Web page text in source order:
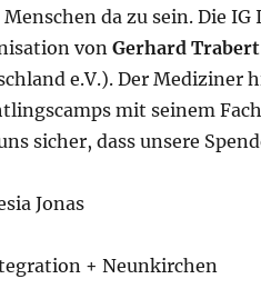
Menschen da zu sein. Die
von Gerhard Trabert
e.V.). Der Mediziner
mit seinem
sicher, dass unsere
Jonas
+ Neunkirchen